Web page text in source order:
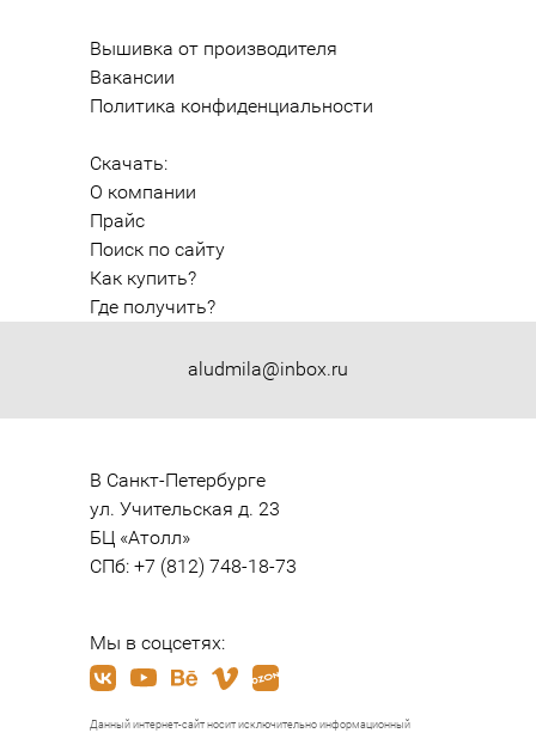
aludmila@inbox.ru
Вышивка от производителя
Вакансии
Политика конфиденциальности
Скачать:
О компании
Прайс
Поиск по сайту
Как купить?
Где получить?
В Санкт-Петербурге
ул. Учительская д. 23
БЦ «Атолл»
СПб: +7 (812) 748-18-73
Мы в соцсетях:
Данный интернет-сайт носит исключительно информационный